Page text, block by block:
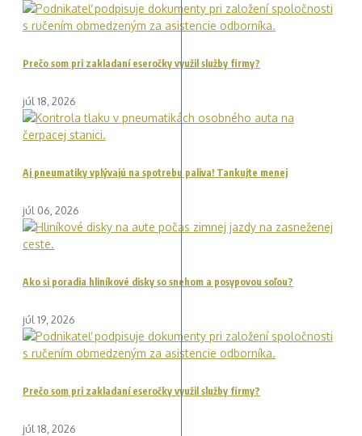
Prečo som pri zakladaní eseročky využil služby firmy?
júl 18, 2026
Aj pneumatiky vplývajú na spotrebu paliva! Tankujte menej
júl 06, 2026
Ako si poradia hliníkové disky so snehom a posypovou soľou?
júl 19, 2026
Prečo som pri zakladaní eseročky využil služby firmy?
júl 18, 2026